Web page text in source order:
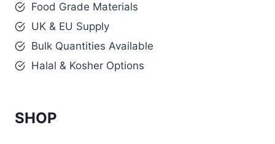
Food Grade Materials
UK & EU Supply
Bulk Quantities Available
Halal & Kosher Options
SHOP